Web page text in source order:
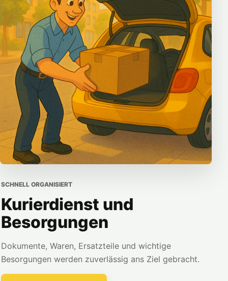
SCHNELL ORGANISIERT
Kurierdienst und
Besorgungen
Dokumente, Waren, Ersatzteile und wichtige
Besorgungen werden zuverlässig ans Ziel gebracht.